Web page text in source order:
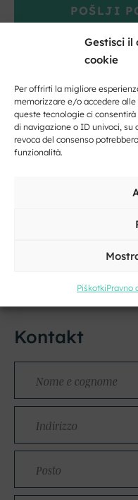
Gestisci il
cookie
Per offrirti la migliore
memorizzare e/o accedere
queste tecnologie ci
di navigazione o ID univoci, su
revoca del consenso
funzionalità.
PiškotkiPravno
POŠLJI
e
Kontakt
cognome